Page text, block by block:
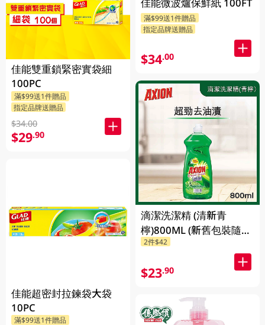
佳能雙重鎖緊密實袋細
100PC
滿$99送1件贈品
指定品牌送贈品
$34.00
$29.90
佳能超密封拉鍊袋大袋
10PC
滿$99送1件贈品
滿$99送1件贈品
指定品牌送贈品
$34.00
滴潔洗潔精 (清新青
檸)800ML (新舊包裝隨機
發貨)
2件$42
$23.90